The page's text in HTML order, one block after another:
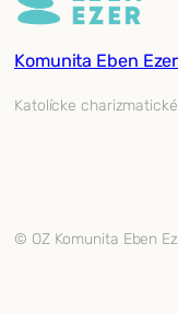
Komunita Eben Ezer
Katolícke
© OZ Komunita Eben